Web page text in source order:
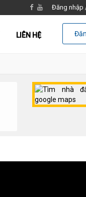
Đăng nhập
LIÊN HỆ